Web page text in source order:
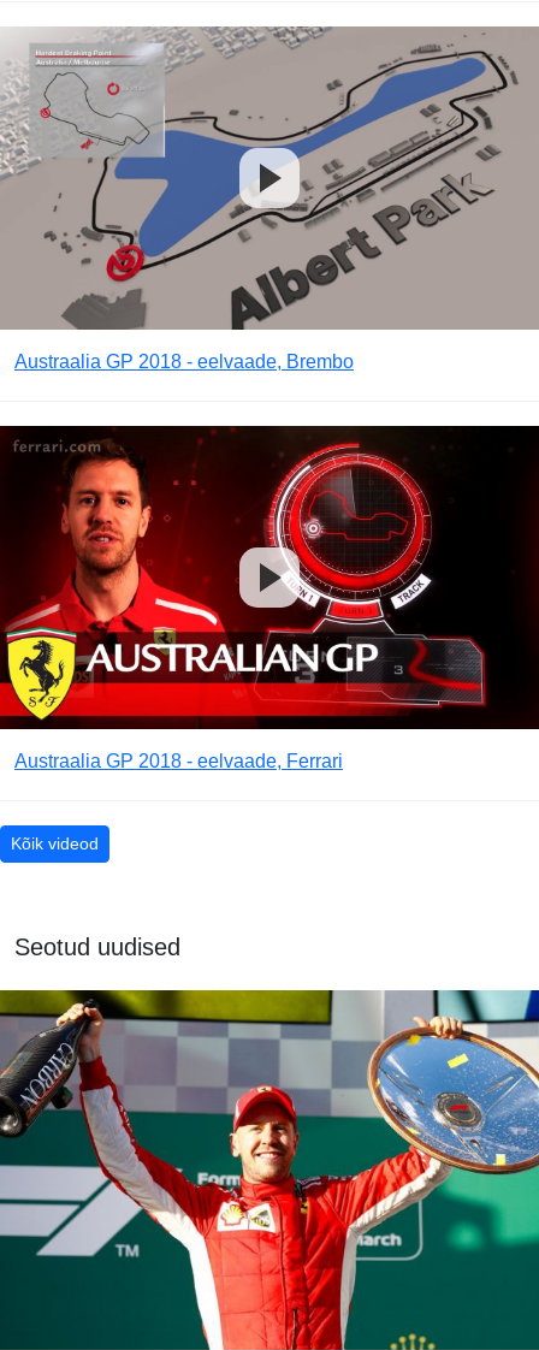
Austraalia GP 2018 - eelvaade, Brembo
Austraalia GP 2018 - eelvaade, Ferrari
Kõik videod
Seotud uudised